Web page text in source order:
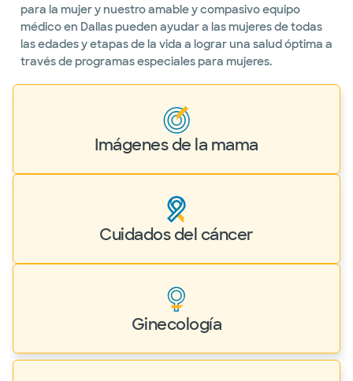
para la mujer y nuestro amable y compasivo equipo
médico en Dallas pueden ayudar a las mujeres de todas
las edades y etapas de la vida a lograr una salud óptima a
través de programas especiales para mujeres.
Imágenes de la mama
Cuidados del cáncer
Ginecología